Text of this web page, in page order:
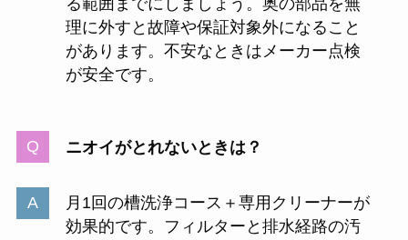
理に外すと故障や保証対象外になること
があります。不安なときはメーカー点検
が安全です。
ニオイがとれないときは？
月1回の槽洗浄コース＋専用クリーナーが
効果的です。フィルターと排水経路の汚